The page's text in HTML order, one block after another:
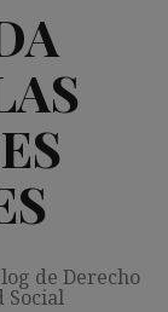
de Derecho
Social